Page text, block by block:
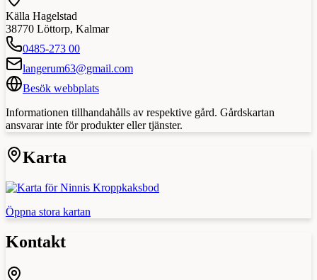
Källa Hagelstad
38770 Löttorp, Kalmar
0485-273 00
langerum63@gmail.com
Besök webbplats
Informationen tillhandahålls av respektive gård. Gårdskartan
ansvarar inte för produkter eller tjänster.
Karta
Öppna stora kartan
Kontakt